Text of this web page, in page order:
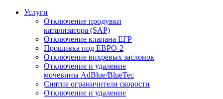
Услуги
Отключение продувки
катализатора (SAP)
Отключение клапана ЕГР
Прошивка под ЕВРО-2
Отключение вихревых заслонок
Отключение и удаление
мочевины AdBlue/BlueTec
Снятие ограничителя скорости
Отключение и удаление